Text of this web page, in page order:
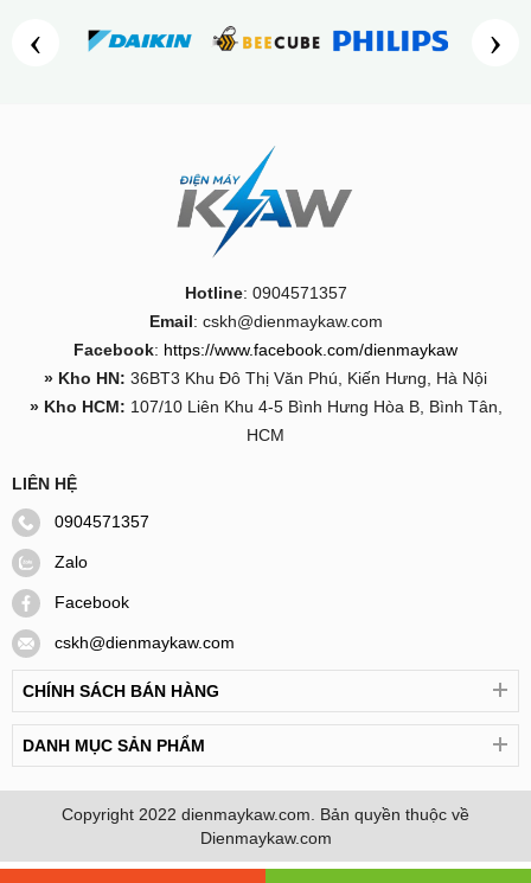
bụi, chống nắng, chống tia uv cực tốt, thiết kế theo nguyên lý
khí động học tiêu chuẩn, các sợi vải liên kết vô cùng chặt chẽ,
cho khả năng ngăn cản tia cực tím vượt trội hơn hẳn các
dòng áo chống nắng trên thị trường.
‹ ›
Hotline: 0904571357
Email: cskh@dienmaykaw.com
Facebook: https://www.facebook.com/dienmaykaw
» Kho HN: 36BT3 Khu Đô Thị Văn Phú, Kiến Hưng, Hà Nội
» Kho HCM: 107/10 Liên Khu 4-5 Bình Hưng Hòa B, Bình Tân,
HCM
LIÊN HỆ
0904571357
Zalo
Facebook
cskh@dienmaykaw.com
CHÍNH SÁCH BÁN HÀNG
DANH MỤC SẢN PHẨM
Copyright 2022 dienmaykaw.com . Bản quyền thuộc về
Dienmaykaw.com